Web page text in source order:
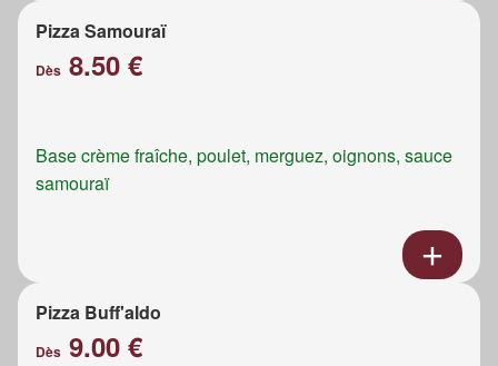
Pizza Samouraï
Dès 8.50 €
Base crème fraîche, poulet, merguez, oignons, sauce
samouraï
Pizza Buff'aldo
Dès 9.00 €